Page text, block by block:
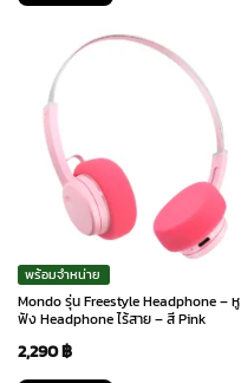
พร้อมจำหน่าย
Mondo รุ่น Freestyle Headphone – หู
ฟัง Headphone ไร้สาย – สี Pink
2,290฿